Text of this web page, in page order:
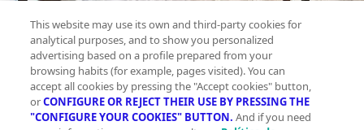
This website may use its own and third-party cookies for
analytical purposes, and to show you personalized
advertising based on a profile prepared from your
browsing habits (for example, pages visited). You can
accept all cookies by pressing the "Accept cookies" button,
orCONFIGURE OR REJECT THEIR USE BY PRESSING THE
"CONFIGURE YOUR COOKIES" BUTTON. And if you need